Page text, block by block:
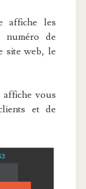
affiche les
numéro de
site web, le
vous
et de